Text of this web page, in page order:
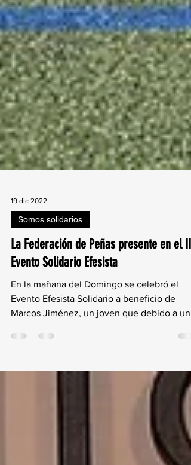
19 dic 2022
La Federación de Peñas presente en el III
Evento Solidario Efesista
En la mañana del Domingo se celebró el
Evento Efesista Solidario a beneficio de
Marcos Jiménez, un joven que debido a un